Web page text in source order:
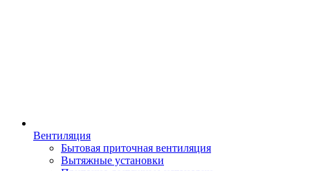
Вентиляция
Бытовая приточная вентиляция
Вытяжные установки